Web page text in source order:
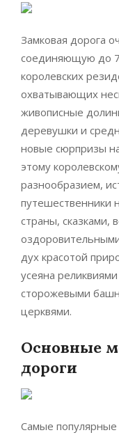
Замковая дорога
соединяющую до
королевских
охватывающих
живописные
деревушки и
новые сюрпризы
этому
разнообразием,
путешественники
страны, сказками,
дух красотой
усеяна
сторожевыми
церквями.
Основные
дороги
Самые популярные